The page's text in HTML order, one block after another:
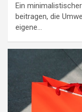
Ein
beitragen, die
eigene…